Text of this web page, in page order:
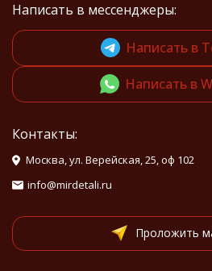
Написать в мессенджеры:
Написать в
Написать в
Контакты:
Москва, ул. Верейская, 25, оф 102
info@mirdetali.ru
Проложить